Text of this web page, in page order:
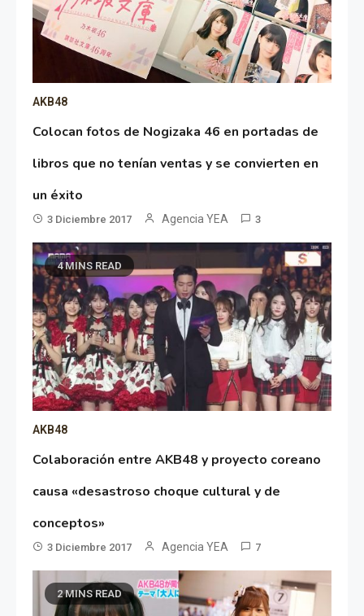
AKB48
Colocan fotos de Nogizaka 46 en portadas de
libros que no tenían ventas y se convierten en
un éxito
3 Diciembre 2017 Agencia YEA 3
4 MINS READ
AKB48
Colaboración entre AKB48 y proyecto coreano
causa «desastroso choque cultural y de
conceptos»
3 Diciembre 2017 Agencia YEA 7
2 MINS READ